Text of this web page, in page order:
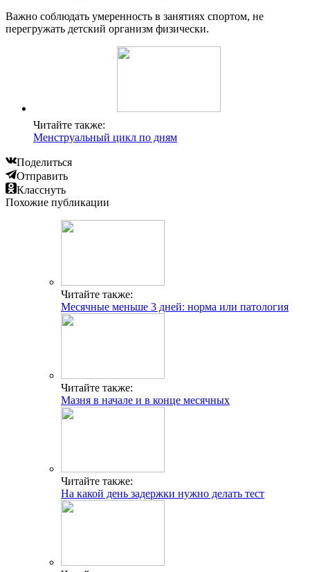
Важно соблюдать умеренность в занятиях спортом, не
перегружать детский организм физически.
Читайте также:
Менструальный цикл по дням
Поделиться
Отправить
Класснуть
Похожие публикации
Читайте также:
Месячные меньше 3 дней: норма или патология
Читайте также:
Мазня в начале и в конце месячных
Читайте также:
На какой день задержки нужно делать тест